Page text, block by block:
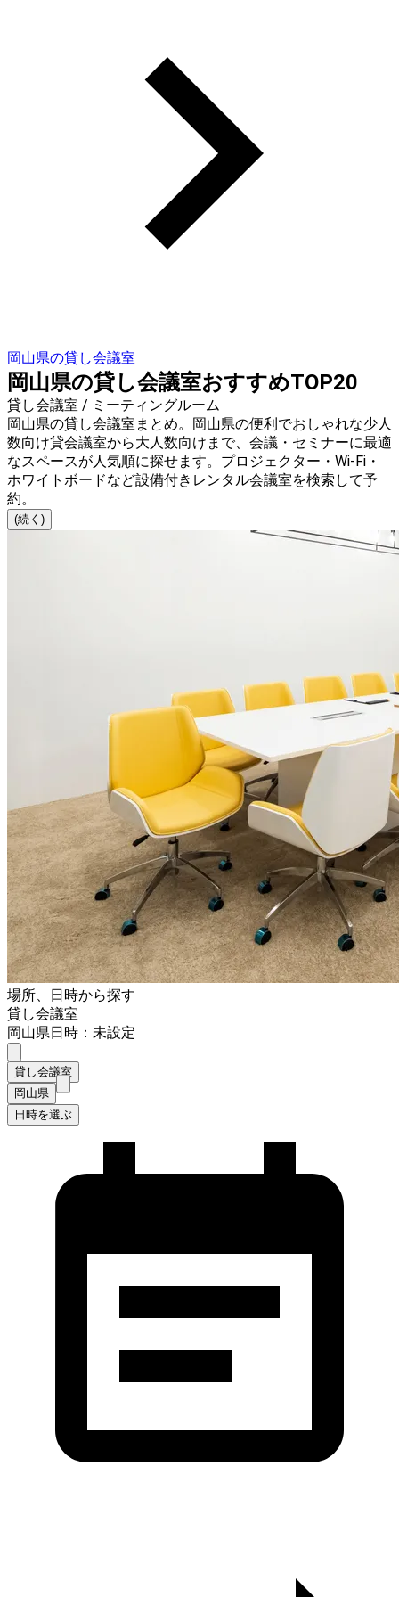
岡山県の貸し会議室
岡山県の貸し会議室おすすめTOP20
貸し会議室 / ミーティングルーム
岡山県の貸し会議室まとめ。岡山県の便利でおしゃれな少人
数向け貸会議室から大人数向けまで、会議・セミナーに最適
なスペースが人気順に探せます。プロジェクター・Wi-Fi・
ホワイトボードなど設備付きレンタル会議室を検索して予
約。
(続く)
場所、日時から探す
貸し会議室
岡山県日時：未設定
貸し会議室
岡山県
日時を選ぶ